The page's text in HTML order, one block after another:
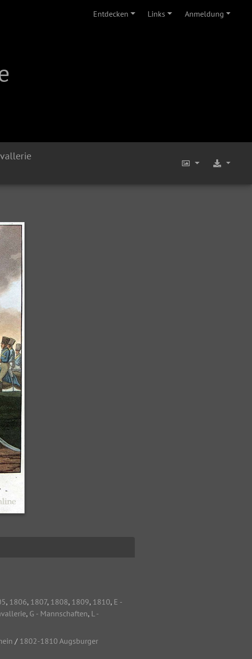
Entdecken Links Anmeldung
, 1806, 1807, 1808, 1809, 1810, E -
, G - Mannschaften, L -
/ 1802-1810 Augsburger